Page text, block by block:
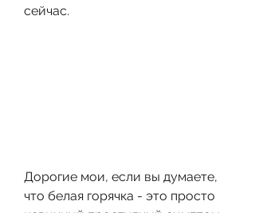
сейчас.
Дорогие мои, если вы думаете,
что белая горячка - это просто